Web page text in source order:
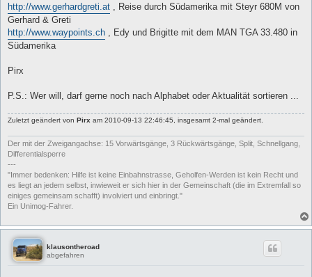
http://www.gerhardgreti.at , Reise durch Südamerika mit Steyr 680M von
Gerhard & Greti
http://www.waypoints.ch , Edy und Brigitte mit dem MAN TGA 33.480 in
Südamerika
Pirx
P.S.: Wer will, darf gerne noch nach Alphabet oder Aktualität sortieren ...
Zuletzt geändert von Pirx am 2010-09-13 22:46:45, insgesamt 2-mal geändert.
Der mit der Zweigangachse: 15 Vorwärtsgänge, 3 Rückwärtsgänge, Split, Schnellgang,
Differentialsperre
---
"Immer bedenken: Hilfe ist keine Einbahnstrasse, Geholfen-Werden ist kein Recht und
es liegt an jedem selbst, inwieweit er sich hier in der Gemeinschaft (die im Extremfall so
einiges gemeinsam schafft) involviert und einbringt."
Ein Unimog-Fahrer.
klausontheroad
abgefahren